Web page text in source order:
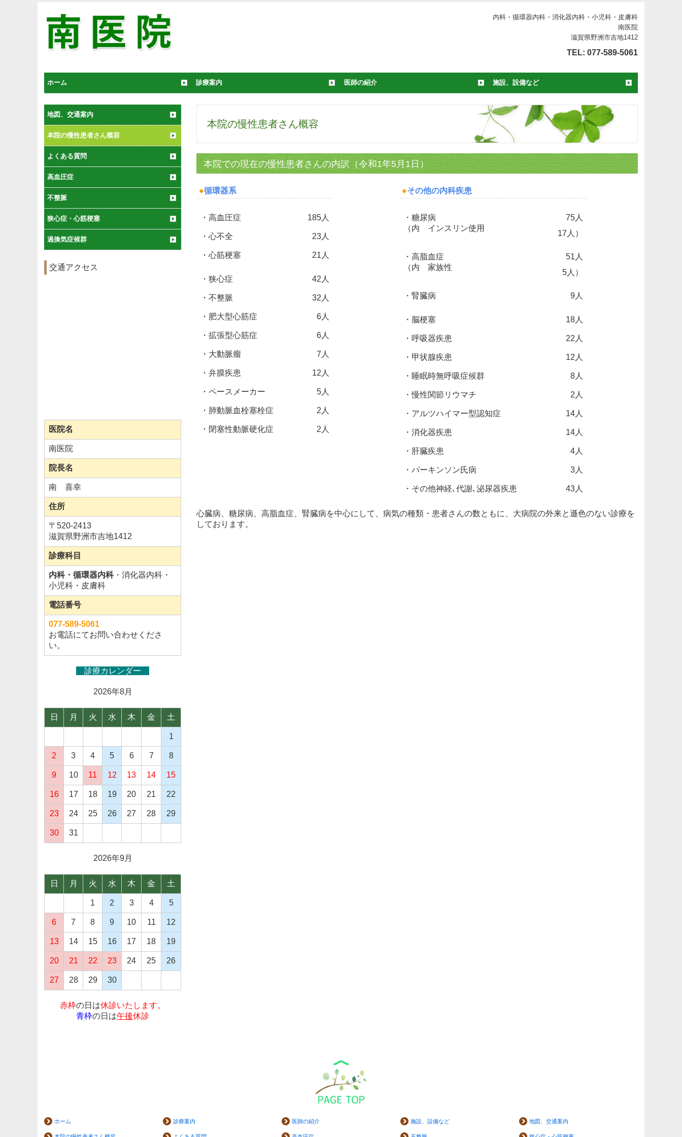
内科・循環器内科・消化器内科・小児科・皮膚科
南医院
滋賀県野洲市吉地1412
TEL: 077-589-5061
ホーム 診療案内 医師の紹介 施設、設備など
地図、交通案内
本院の慢性患者さん概容
よくある質問
高血圧症
不整脈
狭心症・心筋梗塞
過換気症候群
交通アクセス
医院名
南医院
院長名
南 喜幸
住所
〒 520-2413
滋賀県野洲市吉地1412
診療科目
内科・循環器内科・消化器内科・
小児科・皮膚科
電話番号
077-589-5061
お電話にてお問い合わせくださ
い。
診療カレンダー
2026年8月
日 月 火 水 木 金 土
1
2 3 4 5 6 7 8
9 10 11 12 13 14 15
16 17 18 19 20 21 22
23 24 25 26 27 28 29
30 31
2026年9月
日 月 火 水 木 金 土
1 2 3 4 5
6 7 8 9 10 11 12
13 14 15 16 17 18 19
20 21 22 23 24 25 26
27 28 29 30
赤枠の日は休診いたします。
青枠の日は午後休診
本院の慢性患者さん概容
本院での現在の慢性患者さんの内訳（令和1年5月1日）
●循環器系
・高血圧症 185人
・心不全 23人
・心筋梗塞 21人
・狭心症 42人
・不整脈 32人
・肥大型心筋症 6人
・拡張型心筋症 6人
・大動脈瘤 7人
・弁膜疾患 12人
・ペースメーカー 5人
・肺動脈血栓塞栓症 2人
・閉塞性動脈硬化症 2人
●その他の内科疾患
・糖尿病
（内 インスリン使用
75人
17人）
・高脂血症
（内 家族性
51人
5人）
・腎臓病 9人
・脳梗塞 18人
・呼吸器疾患 22人
・甲状腺疾患 12人
・睡眠時無呼吸症候群 8人
・慢性関節リウマチ 2人
・アルツハイマー型認知症 14人
・消化器疾患 14人
・肝臓疾患 4人
・パーキンソン氏病 3人
・その他神経､代謝､泌尿器疾患 43人
心臓病、糖尿病、高脂血症、腎臓病を中心にして、病気の種類・患者さんの数ともに、大病院の外来と遜色のない診療を
しております。
ホーム 診療案内 医師の紹介 施設、設備など 地図、交通案内